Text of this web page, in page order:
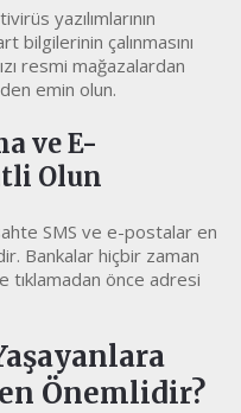
yazılımlarının
bilgilerinin çalınmasını
resmi mağazalardan
emin olun.
ve E-
Olun
SMS ve e-postalar en
Bankalar hiçbir zaman
önce adresi
Önemlidir?